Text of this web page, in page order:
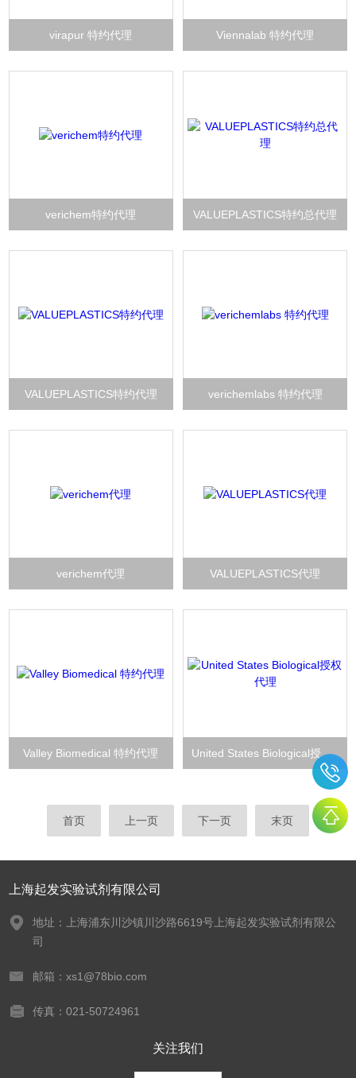
virapur 特约代理 Viennalab 特约代理
verichem特约代理 VALUEPLASTICS特约总代理
VALUEPLASTICS特约代理 verichemlabs 特约代理
verichem代理 VALUEPLASTICS代理
Valley Biomedical 特约代理 United States Biological授权代理
首页 上一页 下一页 末页
上海起发实验试剂有限公司
地址：上海浦东川沙镇川沙路6619号上海起发实验试剂有限公
司
邮箱：xs1@78bio.com
传真：021-50724961
关注我们